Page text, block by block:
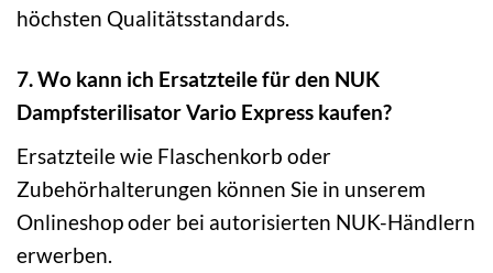
höchsten Qualitätsstandards.
7. Wo kann ich Ersatzteile für den NUK
Dampfsterilisator Vario Express kaufen?
Ersatzteile wie Flaschenkorb oder
Zubehörhalterungen können Sie in unserem
Onlineshop oder bei autorisierten NUK-Händlern
erwerben.